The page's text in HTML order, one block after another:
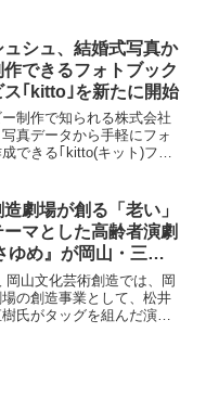
カステラキャラクター【カ
シュ、結婚式写真か
作できるフォトブック
ス｢kitto｣を新たに開始
制作で知られる株式会社
真データから手軽にフォ
成できる｢kitto(キット)フォ
供開始日： 2024年11...
劇場が創る「老い」
ーマとした高齢者演劇
ゆめ』が岡山・三
3都市で上演
岡山文化芸術創造では、岡
の創造事業として、松井
氏がタッグを組んだ演劇